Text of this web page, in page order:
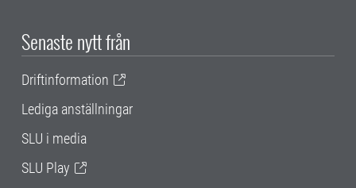
Senaste nytt från
Driftinformation
Lediga anställningar
SLU i media
SLU Play